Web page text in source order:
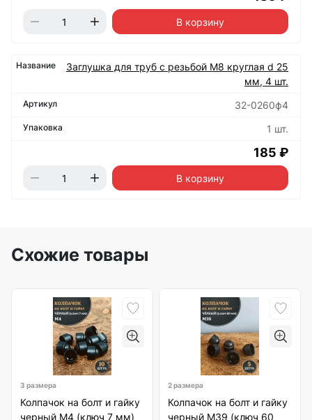
В корзину
Заглушка для труб с резьбой М8 круглая d 25
мм, 4 шт.
32-0260ф4
1 шт.
185 ₽
В корзину
Схожие товары
3 размера
Колпачок на болт и гайку
черный M4 (ключ 7 мм)
2 размера
Колпачок на болт и гайку
черный M39 (ключ 60